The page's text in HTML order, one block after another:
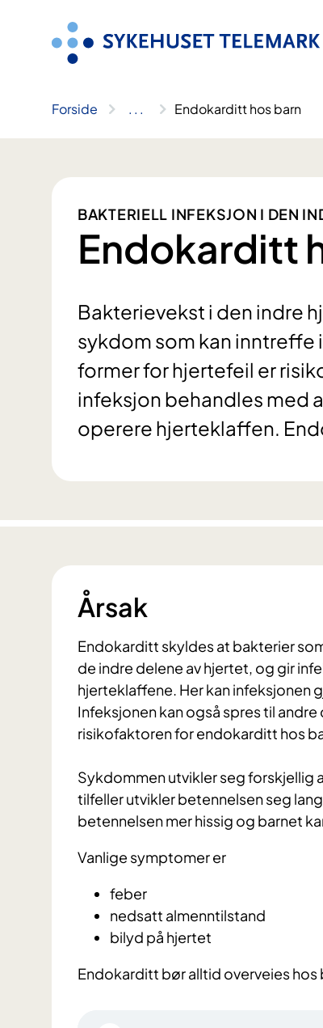
Forside .. . Endokarditt hos barn
BAKTERIELL INFEKSJON I DEN
Endokarditt
Bakterievekst i den indre
sykdom som kan inntreffe
former for hjertefeil er
infeksjon behandles med
operere hjerteklaffen.
Årsak
Endokarditt skyldes at bakterier
de indre delene av hjertet, og gir
hjerteklaffene. Her kan infeksjonen
Infeksjonen kan også spres til
risikofaktoren for endokarditt hos
Sykdommen utvikler seg forskjellig
tilfeller utvikler betennelsen seg
betennelsen mer hissig og barnet
Vanlige symptomer er
feber
nedsatt almenntilstand
bilyd på hjertet
Endokarditt bør alltid overveies hos